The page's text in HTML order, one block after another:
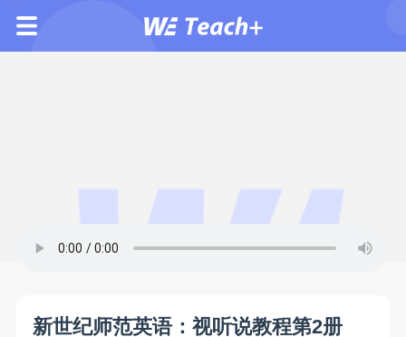
新世纪师范英语：视听说教程第2册